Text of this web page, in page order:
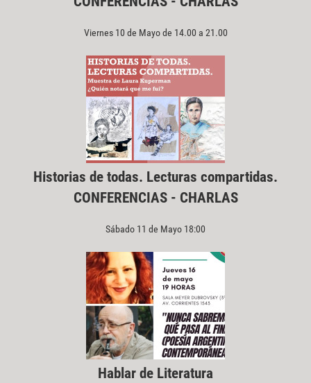
Viernes 10 de Mayo de 14.00 a 21.00
Historias de todas. Lecturas compartidas.
CONFERENCIAS - CHARLAS
Sábado 11 de Mayo 18:00
Hablar de Literatura